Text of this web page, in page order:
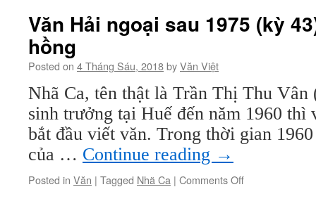
Văn Hải ngoại sau 1975 (kỳ
hồng
Posted on 4 Tháng Sáu, 2018byVăn Việt
Nhã Ca, tên thật là Trần Thị Thu Vân
sinh trưởng tại Huế đến năm 1960 thì
bắt đầu viết văn. Trong thời gian
của … Continue reading →
Posted in Văn | Tagged Nhã Ca | Comments Offon